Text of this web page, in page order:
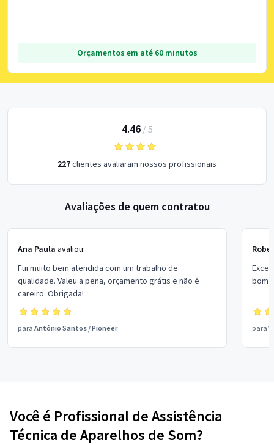
Orçamentos em até 60 minutos
4.46/ 5
227clientes avaliaram nossos profissionais
Avaliações de quem contratou
Ana Paula avaliou:
Fui muito bem atendida com um trabalho de
qualidade. Valeu a pena, orçamento grátis e não é
careiro. Obrigada!
para Antônio Santos /Pioneer
bom
para
Você é Profissional de Assistência
Técnica de Aparelhos de Som?